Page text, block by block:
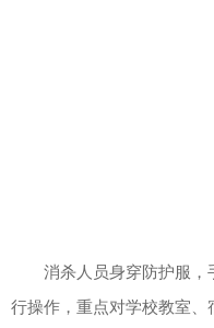
消杀人员身穿防护服
行操作，重点对学校教室